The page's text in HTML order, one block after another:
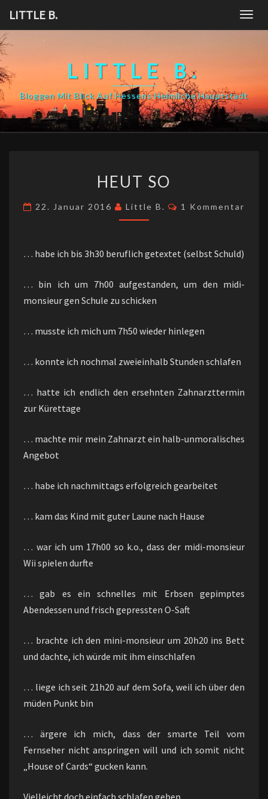
content
LITTLE B.
LITTLE B.
Bloggen Mit Blick Auf Hessens Heimliche Hauptstadt
HEUT SO
22. Januar 2016 Little B. Kommentare
1 Kommentar
… habe ich bis 3h30 beruflich getextet (selbst Schuld)
… bin ich um 7h00 aufgestanden, um den midi-
monsieur gen Schule zu schicken
… musste ich mich um 7h50 wieder hinlegen
… konnte ich nochmal zweieinhalb Stunden schlafen
… hatte ich endlich den ersehnten Zahnarzttermin
zur Kürettage
… machte mir mein Zahnarzt ein halb-unmoralisches
Angebot
… habe ich nachmittags erfolgreich gearbeitet
… kam das Kind mit guter Laune nach Hause
… war ich um 17h00 so k.o., dass der midi-monsieur
Wii spielen durfte
… gab es ein schnelles mit Erbsen gepimptes
Abendessen und frisch gepressten O-Saft
… brachte ich den mini-monsieur um 20h20 ins Bett
und dachte, ich würde mit ihm einschlafen
… liege ich seit 21h20 auf dem Sofa, weil ich über den
müden Punkt bin
… ärgere ich mich, dass der smarte Teil vom
Fernseher nicht anspringen will und ich somit nicht
„House of Cards“ gucken kann.
Vielleicht doch einfach schlafen gehen.